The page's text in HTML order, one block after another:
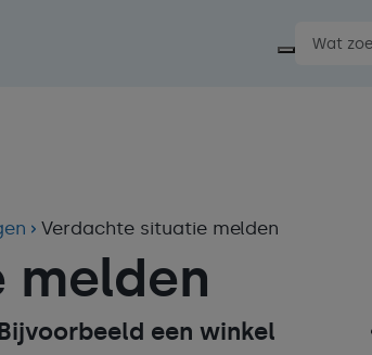
Verdachte situatie melden
een winkel